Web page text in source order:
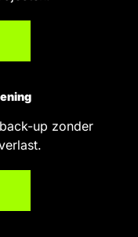
up zonder